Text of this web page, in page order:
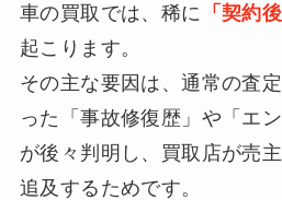
車の買取では、稀に 「契約
起こります。
その主な要因は、通常の査
った「事故修復歴」や「エ
が後々判明し、買取店が売
追及するためです。